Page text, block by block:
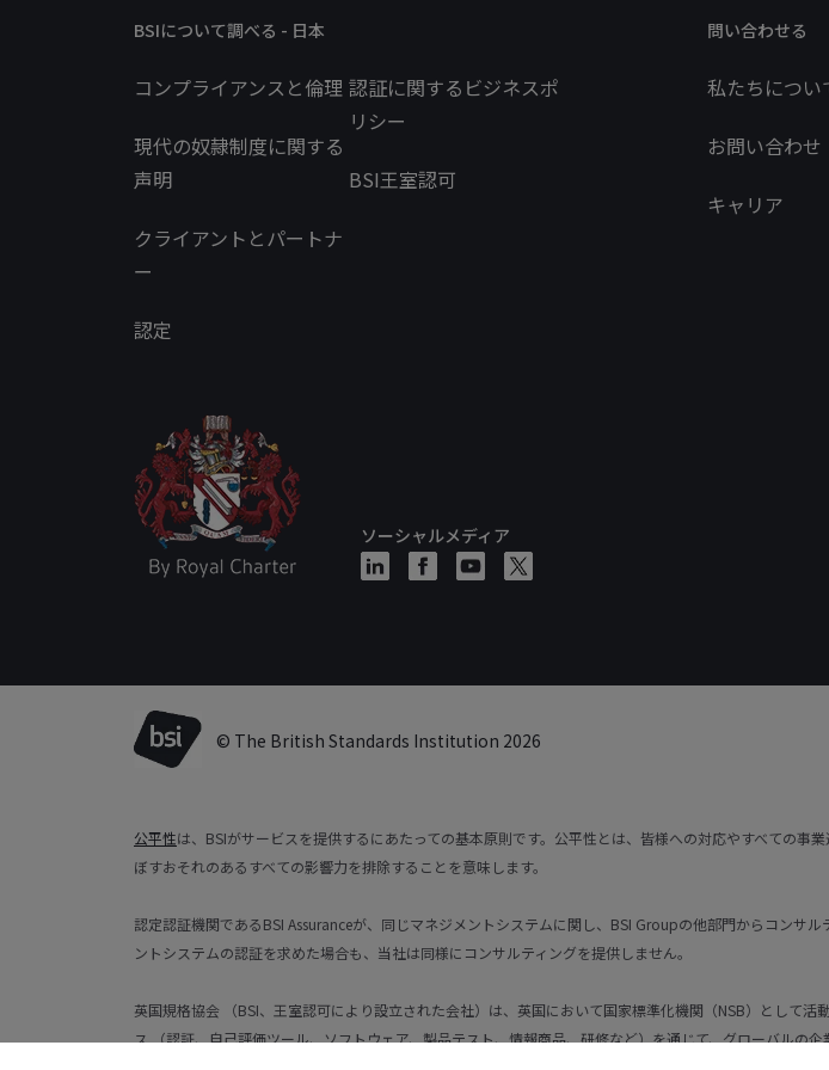
BSIについて調べる - 日本
コンプライアンスと倫理
現代の奴隷制度に関する
声明
クライアントとパートナ
ー
認定
認証に関するビジネスポ
リシー
BSI王室認可
ソーシャルメディア
問い合わせる
私たちについ
お問い合わせ
キャリア
© The British Standards Institution 2026
公平性は、BSIがサービスを提供するにあたっての基本原則です。公平性とは、皆様への対応やすべての
ぼすおそれのあるすべての影響力を排除することを意味します。
認定認証機関であるBSI Assuranceが、同じマネジメントシステムに関し、BSI Groupの他部門からコンサ
ントシステムの認証を求めた場合も、当社は同様にコンサルティングを提供しません。
英国規格協会 （BSI、王室認可により設立された会社）は、英国において国家標準化機関（NSB）として
ス （認証、自己評価ツール、ソフトウェア、製品テスト、情報商品、研修など）を通じて、グローバルの